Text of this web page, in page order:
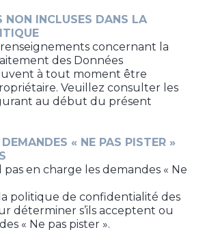
NON INCLUSES DANS LA
concernant la
des Données
à tout moment être
Veuillez consulter les
au début du présent
« NE PAS PISTER »
en charge les demandes « Ne
politique de confidentialité des
déterminer s’ils acceptent ou
« Ne pas pister ».